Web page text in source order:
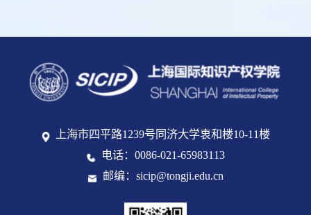
上海市四平路1239号同济大学衷和楼10-11楼
电话：0086-021-65983113
邮编：sicip@tongji.edu.cn